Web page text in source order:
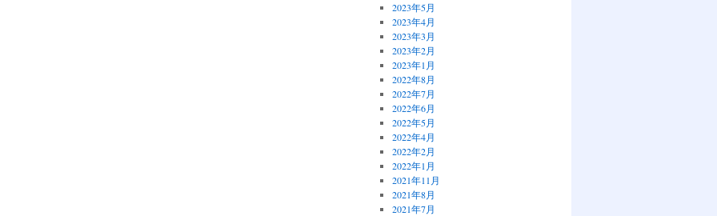
2023年5月
2023年4月
2023年3月
2023年2月
2023年1月
2022年8月
2022年7月
2022年6月
2022年5月
2022年4月
2022年2月
2022年1月
2021年11月
2021年8月
2021年7月